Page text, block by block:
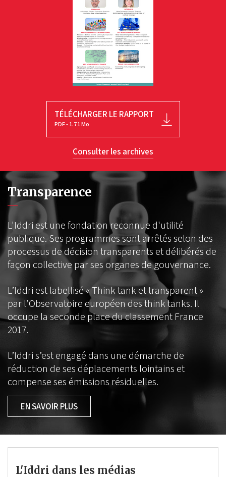
TÉLÉCHARGER LE RAPPORT
PDF - 1.71 Mo
Consulter les archives
Transparence
L'Iddri est une fondation reconnue d'utilité
publique. Ses programmes sont arrêtés selon des
processus de décision transparents et délibérés de
façon collective par ses organes de gouvernance.
L’Iddri est labellisé « Think tank et transparent »
par l’Observatoire européen des think tanks. Il
occupe la seconde place du classement France
2017.
L’Iddri s’est engagé dans une démarche de
réduction de ses déplacements lointains et
compense ses émissions résiduelles.
EN SAVOIR PLUS
L'Iddri dans les médias